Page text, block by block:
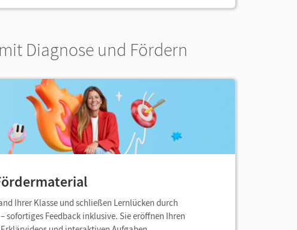
Diagnose und Fördern
Ihrer Klasse und schließen Lernlücken durch
Feedback inklusive. Sie eröffnen Ihren